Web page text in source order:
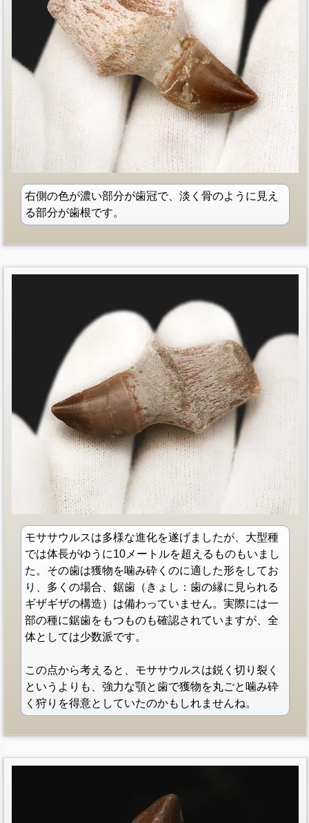
右側の色が濃い部分が歯冠で、淡く骨のように見え
る部分が歯根です。
モササウルスは多様な進化を遂げましたが、大型種
では体長がゆうに10メートルを超えるものもいまし
た。その歯は獲物を噛み砕くのに適した形をしてお
り、多くの場合、鋸歯（きょし：歯の縁に見られる
ギザギザの構造）は備わっていません。実際には一
部の種に鋸歯をもつものも確認されていますが、全
体としては少数派です。
この点から考えると、モササウルスは鋭く切り裂く
というよりも、強力な顎と歯で獲物を丸ごと噛み砕
く狩りを得意としていたのかもしれませんね。